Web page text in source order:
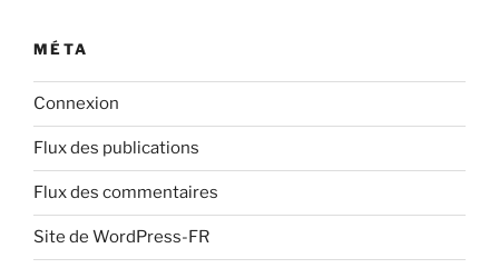
MÉTA
Connexion
Flux des publications
Flux des commentaires
Site de WordPress-FR